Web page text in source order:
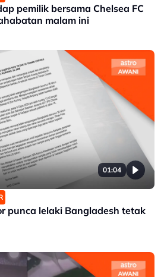
pemilik bersama Chelsea FC
malam ini
01:04
punca lelaki Bangladesh tetak